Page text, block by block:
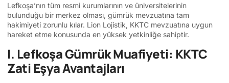
Lefkoşa’nın tüm resmi kurumlarının ve üniversitelerinin
bulunduğu bir merkez olması, gümrük mevzuatına tam
hakimiyeti zorunlu kılar. Lion Lojistik, KKTC mevzuatına uygun
hareket etme konusunda en yüksek yetkinliğe sahiptir.
I. Lefkoşa Gümrük Muafiyeti: KKTC
Zati Eşya Avantajları